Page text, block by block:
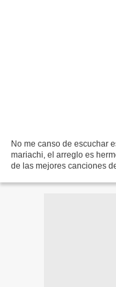
No me canso de escuchar
mariachi, el arreglo es
de las mejores canciones